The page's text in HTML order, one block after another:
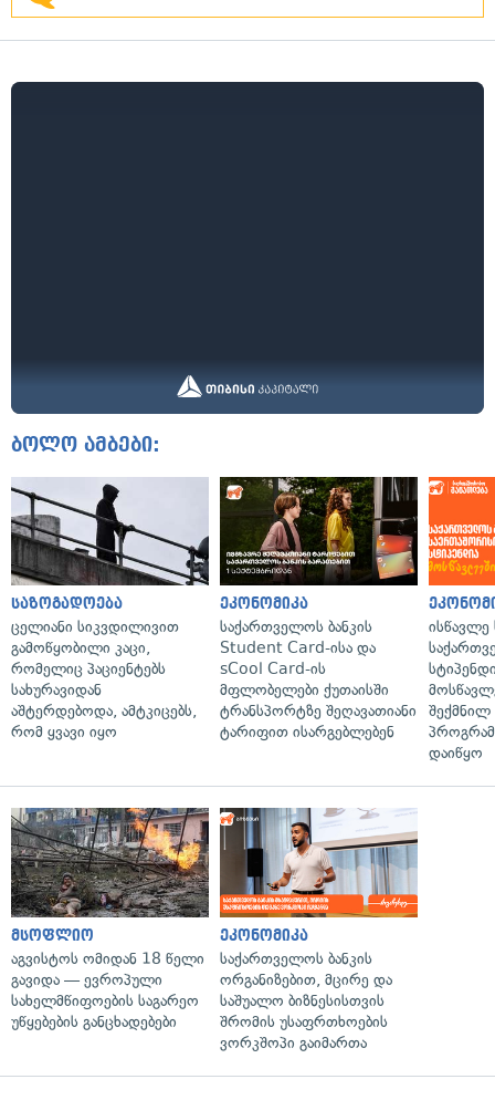
ბოლო ამბები:
საზოგადოება
ცელიანი სიკვდილივით
გამოწყობილი კაცი,
რომელიც პაციენტებს
სახურავიდან
აშტერდებოდა, ამტკიცებს,
რომ ყვავი იყო
ეკონომიკა
საქართველოს ბანკის
Student Card-ისა და
sCool Card-ის
მფლობელები ქუთაისში
ტრანსპორტზე შეღავათიანი
ტარიფით ისარგებლებენ
ისწავლე
დაიწყო
მსოფლიო
აგვისტოს ომიდან 18 წელი
გავიდა — ევროპული
სახელმწიფოების საგარეო
უწყებების განცხადებები
ეკონომიკა
საქართველოს ბანკის
ორგანიზებით, მცირე და
საშუალო ბიზნესისთვის
შრომის უსაფრთხოების
ვორკშოპი გაიმართა